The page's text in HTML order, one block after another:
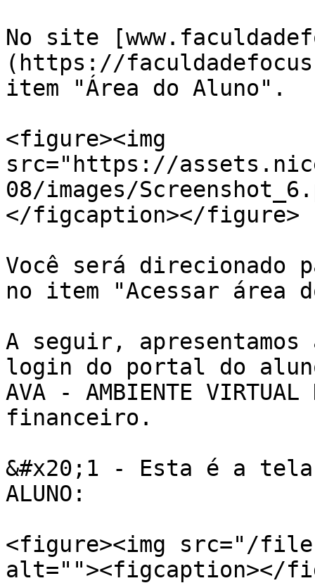
No site
(https://
item "Área do Aluno".
<figure><img
src="https://
08/images/
</figcaption></figure>
Você será
no item "Acessar área
A seguir,
login do portal do
AVA - AMBIENTE
financeiro.
&#x20;1 - Esta é a tela
ALUNO:
<figure><img src="/files/
alt=""><figcaption></